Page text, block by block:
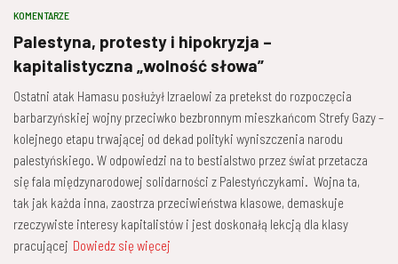
KOMENTARZE
Palestyna, protesty i hipokryzja –
kapitalistyczna „wolność słowa”
Ostatni atak Hamasu posłużył Izraelowi za pretekst do rozpoczęcia
barbarzyńskiej wojny przeciwko bezbronnym mieszkańcom Strefy Gazy –
kolejnego etapu trwającej od dekad polityki wyniszczenia narodu
palestyńskiego. W odpowiedzi na to bestialstwo przez świat przetacza
się fala międzynarodowej solidarności z Palestyńczykami. Wojna ta,
tak jak każda inna, zaostrza przeciwieństwa klasowe, demaskuje
rzeczywiste interesy kapitalistów i jest doskonałą lekcją dla klasy
pracującej Dowiedz się więcej